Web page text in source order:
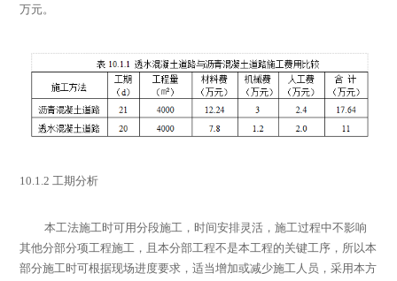
万元。
10.1.2工期分析
本工法施工时可用分段施工，时间安排灵活，施工过程中不影响
其他分部分项工程施工，且本分部工程不是本工程的关键工序，所以本
部分施工时可根据现场进度要求，适当增加或减少施工人员，采用本方